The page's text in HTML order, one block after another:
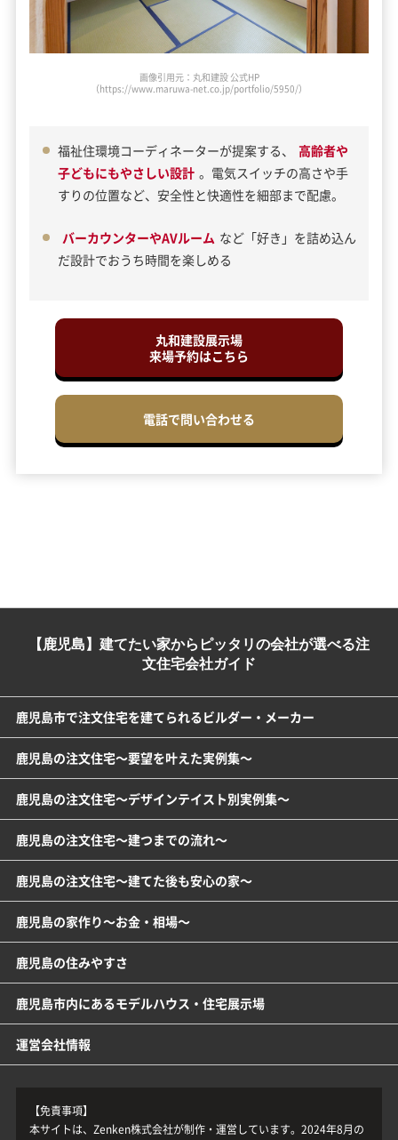
画像引用元：丸和建設 公式HP
福祉住環境コーディネーターが提案する、
高齢者や
子どもにもやさしい設計 。電気スイッチの高さや手
すりの位置など、安全性と快適性を細部まで配慮。
バーカウンターやAVルーム など「好き」を詰め込ん
だ設計でおうち時間を楽しめる
丸和建設展示場
来場予約はこちら
電話で問い合わせる
【鹿児島】建てたい家からピッタリの会社が選べる注
文住宅会社ガイド
鹿児島市で注文住宅を建てられるビルダー・メーカー
鹿児島の注文住宅～要望を叶えた実例集～
鹿児島の注文住宅～デザインテイスト別実例集～
鹿児島の注文住宅～建つまでの流れ～
鹿児島の注文住宅～建てた後も安心の家～
鹿児島の家作り～お金・相場～
鹿児島の住みやすさ
鹿児島市内にあるモデルハウス・住宅展示場
運営会社情報
【免責事項】
本サイトは、Zenken株式会社が制作・運営しています。2024年8月の